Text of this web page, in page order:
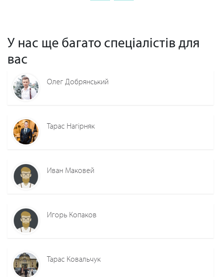
У нас ще багато спеціалістів для
вас
Олег Добрянський
Тарас Нагірняк
Иван Маковей
Игорь Копаков
Тарас Ковальчук